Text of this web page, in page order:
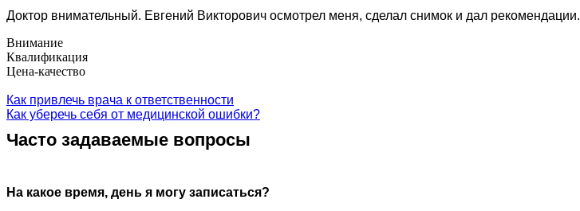
Доктор внимательный. Евгений Викторович осмотрел меня, сделал снимок и дал рекомендации.
Внимание
Квалификация
Цена-качество
Как привлечь врача к ответственности
Как уберечь себя от медицинской ошибки?
Часто задаваемые вопросы
На какое время, день я могу записаться?